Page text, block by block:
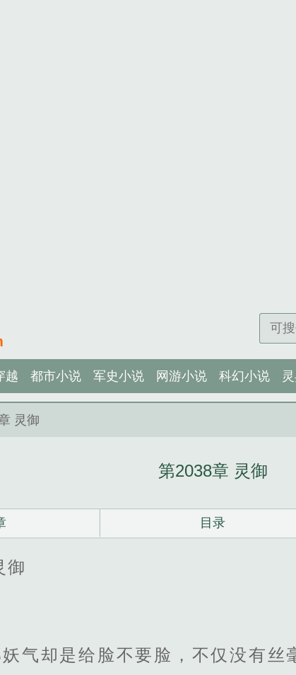
越 都市小说 军史小说 网游小说 科幻小说
灵御
第2038章 灵御
目录
御
气却是给脸不要脸，不仅没有丝